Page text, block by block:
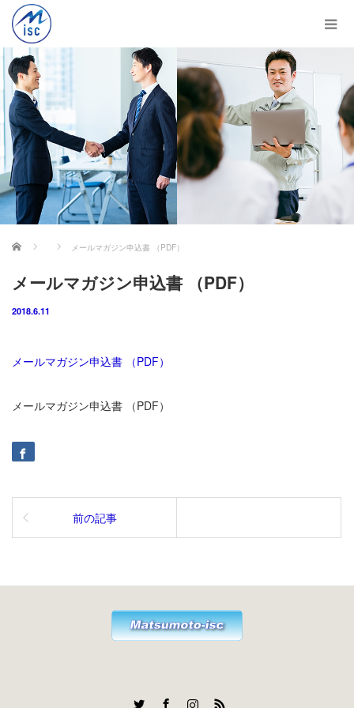
ホーム メールマガジン申込書 （PDF）
メールマガジン申込書 （PDF）
2018.6.11
メールマガジン申込書 （PDF）
メールマガジン申込書 （PDF）
前の記事
RSS